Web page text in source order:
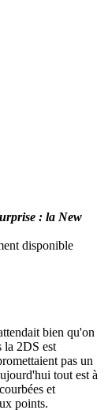
: la New
disponible
bien qu'on
la 2DS est
pas un
tout est à
et
points.